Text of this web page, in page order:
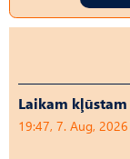
Laikam
19:47, 7. Aug, 2026